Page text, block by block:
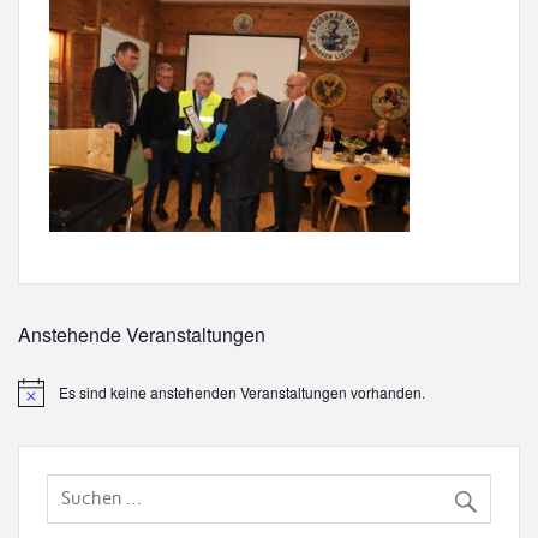
Anstehende Veranstaltungen
Es sind keine anstehenden Veranstaltungen vorhanden.